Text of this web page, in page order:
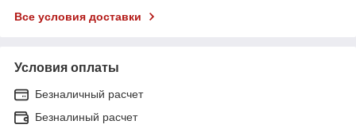
Все условия доставки
Условия оплаты
Безналичный расчет
Безналиный расчет